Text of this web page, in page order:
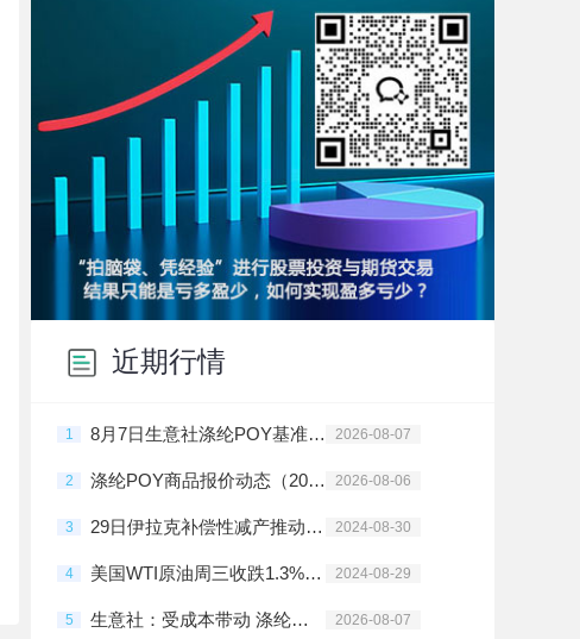
近期行情
1 8月7日生意社涤纶POY基准价为8356.25元/吨 2026-08-07
2 涤纶POY商品报价动态（2026-08-06） 2026-08-06
3 29日伊拉克补偿性减产推动油价止跌回升 2024-08-30
4 美国WTI原油周三收跌1.3% 油价仍处于区间震荡 2024-08-29
5 生意社：受成本带动 涤纶长丝周内冲高回落 2026-08-07